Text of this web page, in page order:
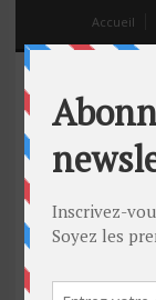
Accueil
fille